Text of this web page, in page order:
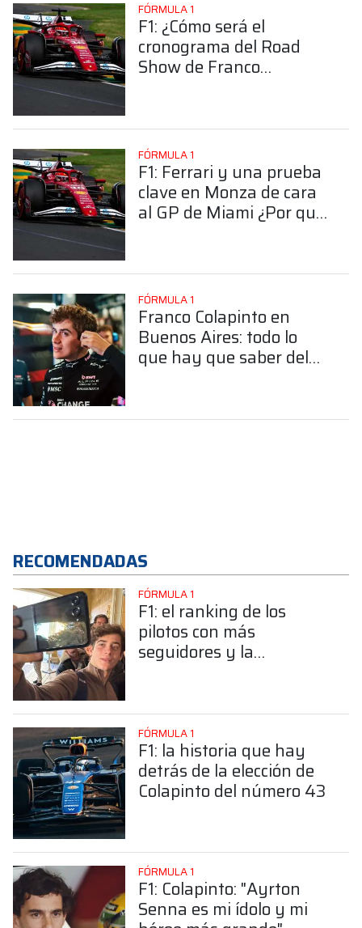
FÓRMULA 1
F1: ¿Cómo será el
cronograma del Road
Show de Franco
FÓRMULA 1
F1: Ferrari y una prueba
clave en Monza de cara
al GP de Miami ¿Por qué
FÓRMULA 1
Franco Colapinto en
Buenos Aires: todo lo
que hay que saber del
RECOMENDADAS
FÓRMULA 1
F1: el ranking de los
pilotos con más
seguidores y la
FÓRMULA 1
F1: la historia que hay
detrás de la elección de
Colapinto del número 43
FÓRMULA 1
F1: Colapinto: "Ayrton
Senna es mi ídolo y mi